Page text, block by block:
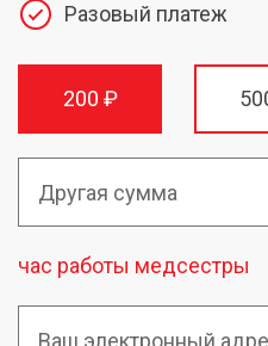
Разовый платеж
200 ₽
час работы медсестры